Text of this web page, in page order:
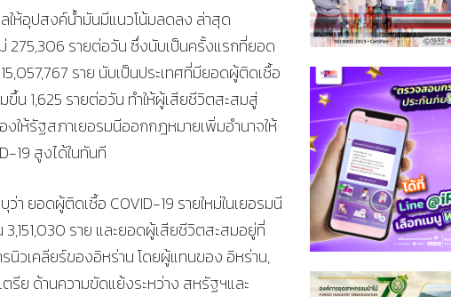
ให้อุปสงค์น้ำมันมีแนวโน้มลดลง ล่าสุด
275,306 รายต่อวัน ซึ่งนับเป็นครั้งแรกที่ยอด
ราย นับเป็นประเทศที่มียอดผู้ติดเชื้อ
1,625 รายต่อวัน ทำให้ผู้เสียชีวิตสะสมสู่
งให้รัฐสภาเยอรมนีออกกฎหมายเพิ่มอำนาจให้
19 สูงได้ในทันที
ยอดผู้ติดเชื้อ COVID-19 รายใหม่ในเยอรมนี
ราย และยอดผู้เสียชีวิตสะสมอยู่ที่
นิวเคลียร์ของอิหร่าน โดยผู้แทนของ อิหร่าน,
รีย ด้านความขัดแย้งระหว่าง สหรัฐฯและ